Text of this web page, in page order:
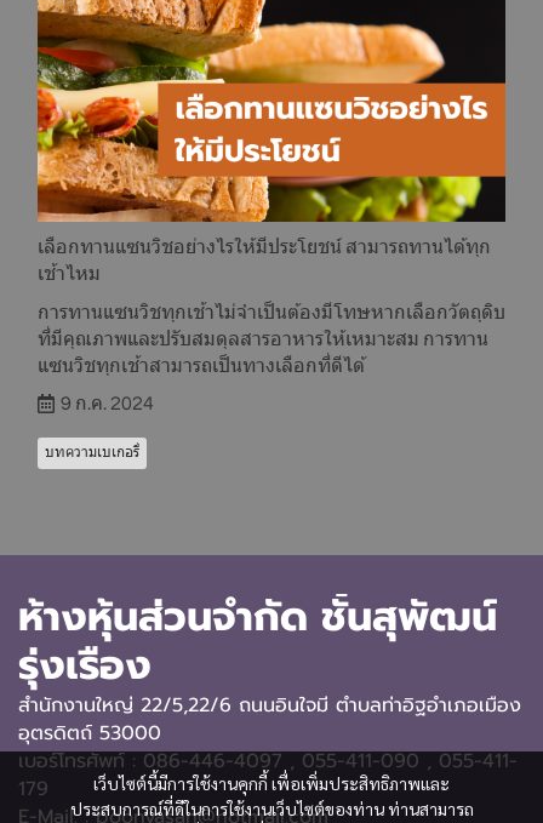
เลือกทานแซนวิชอย่างไรให้มีประโยชน์ สามารถทานได้ทุก
เช้าไหม
การทานแซนวิชทุกเช้าไม่จำเป็นต้องมีโทษหากเลือกวัตถุดิบ
ที่มีคุณภาพและปรับสมดุลสารอาหารให้เหมาะสม การทาน
แซนวิชทุกเช้าสามารถเป็นทางเลือกที่ดีได้
9 ก.ค. 2024
บทความเบเกอรี่
เว็บไซต์นี้มีการใช้งานคุกกี้ เพื่อเพิ่มประสิทธิภาพและ
ประสบการณ์ที่ดีในการใช้งานเว็บไซต์ของท่าน ท่านสามารถ
ห้างหุ้นส่วนจำกัด ชั้นสุพัฒน์
รุ่งเรือง
สำนักงานใหญ่ 22/5,22/6 ถนนอินใจมี ตำบลท่าอิฐอำเภอเมือง
อุตรดิตถ์ 53000
เบอร์โทรศัพท์ : 086-446-4097 , 055-411-090, 055-411-
179
E-Mail. : boonyasan@hotmail.com